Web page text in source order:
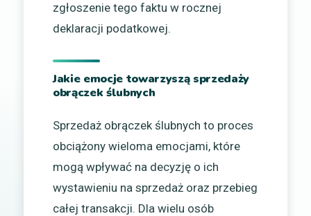
zgłoszenie tego faktu w rocznej
deklaracji podatkowej.
Jakie emocje towarzyszą sprzedaży
obrączek ślubnych
Sprzedaż obrączek ślubnych to proces
obciążony wieloma emocjami, które
mogą wpływać na decyzję o ich
wystawieniu na sprzedaż oraz przebieg
całej transakcji. Dla wielu osób